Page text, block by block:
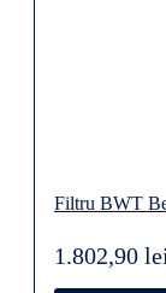
Filtru BWT
1.802,90 lei